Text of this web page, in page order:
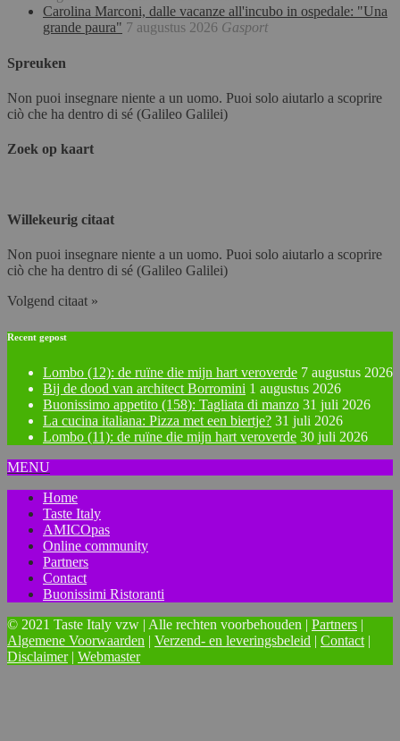
Carolina Marconi, dalle vacanze all'incubo in ospedale: "Una
grande paura" 7 augustus 2026 Gasport
Spreuken
Non puoi insegnare niente a un uomo. Puoi solo aiutarlo a scoprire
ciò che ha dentro di sé (Galileo Galilei)
Zoek op kaart
Willekeurig citaat
Non puoi insegnare niente a un uomo. Puoi solo aiutarlo a scoprire
ciò che ha dentro di sé (Galileo Galilei)
Volgend citaat »
Recent gepost
Lombo (12): de ruïne die mijn hart veroverde 7 augustus 2026
Bij de dood van architect Borromini 1 augustus 2026
Buonissimo appetito (158): Tagliata di manzo 31 juli 2026
La cucina italiana: Pizza met een biertje? 31 juli 2026
Lombo (11): de ruïne die mijn hart veroverde 30 juli 2026
MENU
Home
Taste Italy
AMICOpas
Online community
Partners
Contact
Buonissimi Ristoranti
© 2021 Taste Italy vzw | Alle rechten voorbehouden | Partners |
Algemene Voorwaarden | Verzend- en leveringsbeleid | Contact |
Disclaimer| Webmaster